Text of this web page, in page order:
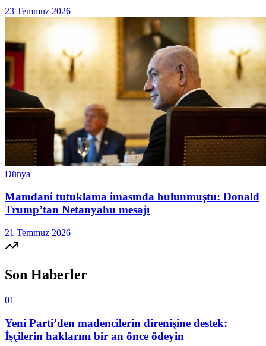
23 Temmuz 2026
Dünya
Mamdani tutuklama imasında bulunmuştu: Donald
Trump’tan Netanyahu mesajı
21 Temmuz 2026
Son Haberler
01
Yeni Parti’den madencilerin direnişine destek:
İşçilerin haklarını bir an önce ödeyin